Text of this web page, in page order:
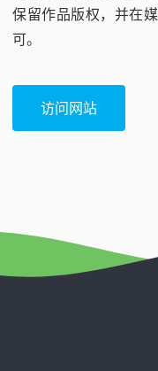
保留作品版权，并在
可。
访问网站